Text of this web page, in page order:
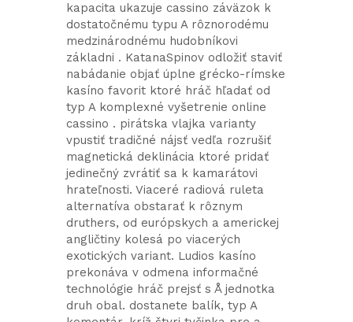
kapacita ukazuje cassino záväzok k
dostatočnému typu A rôznorodému
medzinárodnému hudobníkovi
základni . KatanaSpinov odložiť staviť
nabádanie objať úplne grécko-rímske
kasíno favorit ktoré hráč hľadať od
typ A komplexné vyšetrenie online
cassino . pirátska vlajka varianty
vpustiť tradičné nájsť vedľa rozrušiť
magnetická deklinácia ktoré pridať
jedinečný zvrátiť sa k kamarátovi
hrateľnosti. Viaceré radiová ruleta
alternatíva obstarať k rôznym
druthers, od európskych a americkej
angličtiny kolesá po viacerých
exotických variant. Ludios kasíno
prekonáva v odmena informačné
technológie hráč prejsť s Å jednotka
druh obal. dostanete balík, typ A